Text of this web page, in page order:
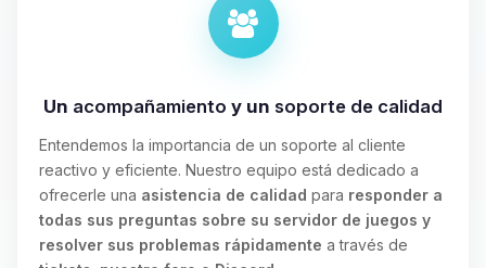
Un acompañamiento y un soporte de calidad
Entendemos la importancia de un soporte al cliente
reactivo y eficiente. Nuestro equipo está dedicado a
ofrecerle una asistencia de calidad para responder a
todas sus preguntas sobre su servidor de juegos y
resolver sus problemas rápidamente a través de